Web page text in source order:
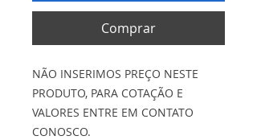
Comprar
NÃO INSERIMOS PREÇO NESTE
PRODUTO, PARA COTAÇÃO E
VALORES ENTRE EM CONTATO
CONOSCO.